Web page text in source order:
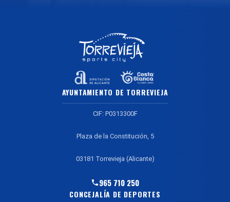
AYUNTAMIENTO DE TORREVIEJA
CIF: P0313300F
Plaza de la Constitución, 5
03181 Torrevieja (Alicante)
965 710 250
CONCEJALÍA DE DEPORTES